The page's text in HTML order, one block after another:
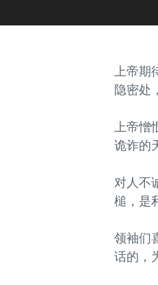
上帝期
隐密处
上帝憎
诡诈的
对人不
槌，是
领袖们
话的，